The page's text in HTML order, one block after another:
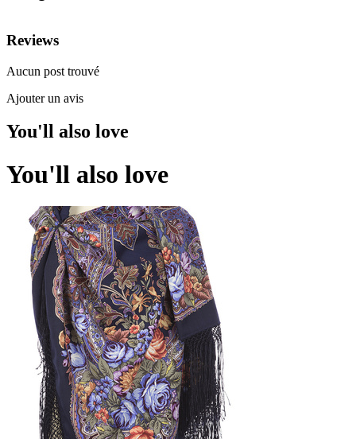
Reviews
Aucun post trouvé
Ajouter un avis
You'll also love
You'll also love